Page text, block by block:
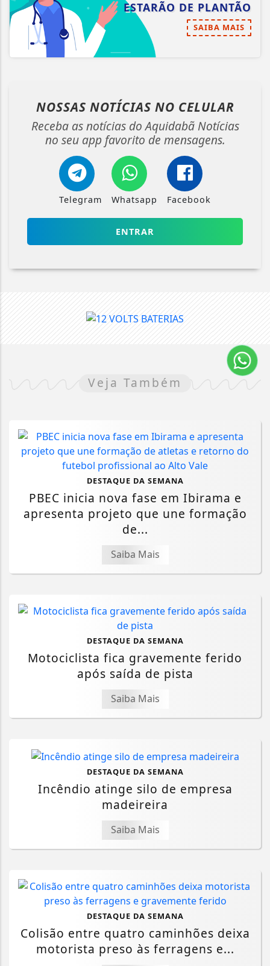
ESTARÃO DE PLANTÃO
SAIBA MAIS
NOSSAS NOTÍCIAS NO CELULAR
Receba as notícias do Aquidabã Notícias
no seu app favorito de mensagens.
Telegram Whatsapp Facebook
ENTRAR
Veja Também
DESTAQUE DA SEMANA
PBEC inicia nova fase em Ibirama e
apresenta projeto que une formação
de...
Saiba Mais
DESTAQUE DA SEMANA
Motociclista fica gravemente ferido
após saída de pista
Saiba Mais
DESTAQUE DA SEMANA
Incêndio atinge silo de empresa
madeireira
Saiba Mais
DESTAQUE DA SEMANA
Colisão entre quatro caminhões deixa
motorista preso às ferragens e...